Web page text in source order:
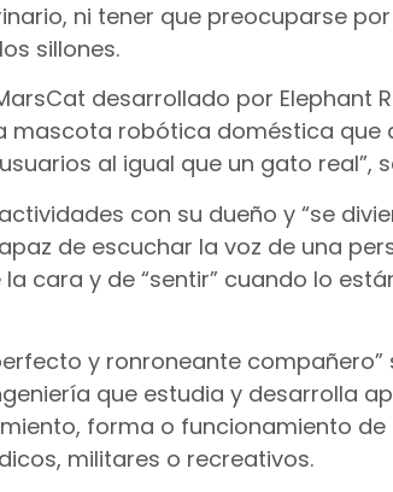
ni tener que preocuparse
sillones.
desarrollado por Elephant
mascota robótica doméstica que
al igual que un gato real”,
con su dueño y “se
de escuchar la voz de una
cara y de “sentir” cuando lo
y ronroneante
que estudia y desarrolla
forma o funcionamiento de
militares o recreativos.